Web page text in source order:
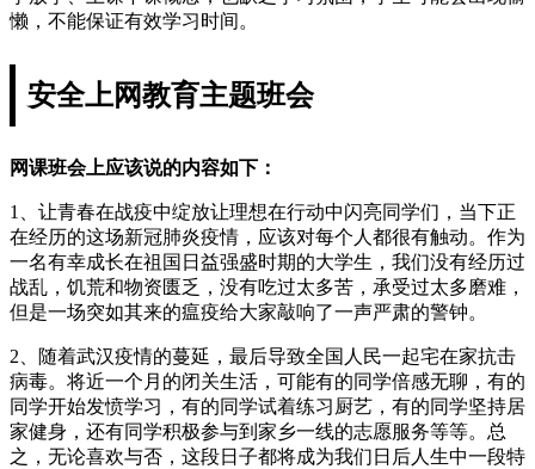
懒，不能保证有效学习时间。
安全上网教育主题班会
网课班会上应该说的内容如下：
1、让青春在战疫中绽放让理想在行动中闪亮同学们，当下正
在经历的这场新冠肺炎疫情，应该对每个人都很有触动。作为
一名有幸成长在祖国日益强盛时期的大学生，我们没有经历过
战乱，饥荒和物资匮乏，没有吃过太多苦，承受过太多磨难，
但是一场突如其来的瘟疫给大家敲响了一声严肃的警钟。
2、随着武汉疫情的蔓延，最后导致全国人民一起宅在家抗击
病毒。将近一个月的闭关生活，可能有的同学倍感无聊，有的
同学开始发愤学习，有的同学试着练习厨艺，有的同学坚持居
家健身，还有同学积极参与到家乡一线的志愿服务等等。总
之，无论喜欢与否，这段日子都将成为我们日后人生中一段特